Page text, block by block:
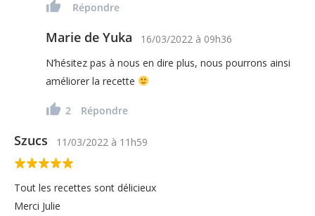
Répondre
Marie de Yuka 16/03/2022 à 09h36
N’hésitez pas à nous en dire plus, nous pourrons ainsi
améliorer la recette
2 Répondre
Szucs 11/03/2022 à 11h59
Tout les recettes sont délicieux
Merci Julie